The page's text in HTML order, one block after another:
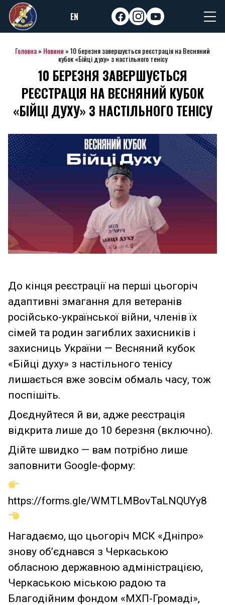
Skip
to
content
EN facebookinstagram
youtube
Головна» Новини »10 березня завершується реєстрація на Весняний
кубок «Бійці духу» з настільного тенісу
10 БЕРЕЗНЯ ЗАВЕРШУЄТЬСЯ
РЕЄСТРАЦІЯ НА ВЕСНЯНИЙ КУБОК
«БІЙЦІ ДУХУ» З НАСТІЛЬНОГО ТЕНІСУ
До кінця реєстрації на перші цьогоріч
адаптивні змагання для ветеранів
російсько-української війни, членів їх
сімей та родин загиблих захисників і
захисниць України — Весняний кубок
«Бійці духу» з настільного тенісу
лишається вже зовсім обмаль часу, тож
поспішіть.
Доєднуйтеся й ви, адже реєстрація
відкрита лише до 10 березня (включно).
Дійте швидко — вам потрібно лише
заповнити Google-форму:
https://forms.gle/WMTLMBovTaLNQUYy8
Нагадаємо, що цьогоріч МСК «Дніпро»
знову об’єднався з Черкаською
обласною державною адміністрацією,
Черкаською міською радою та
Благодійним фондом «МХП-Громаді»,